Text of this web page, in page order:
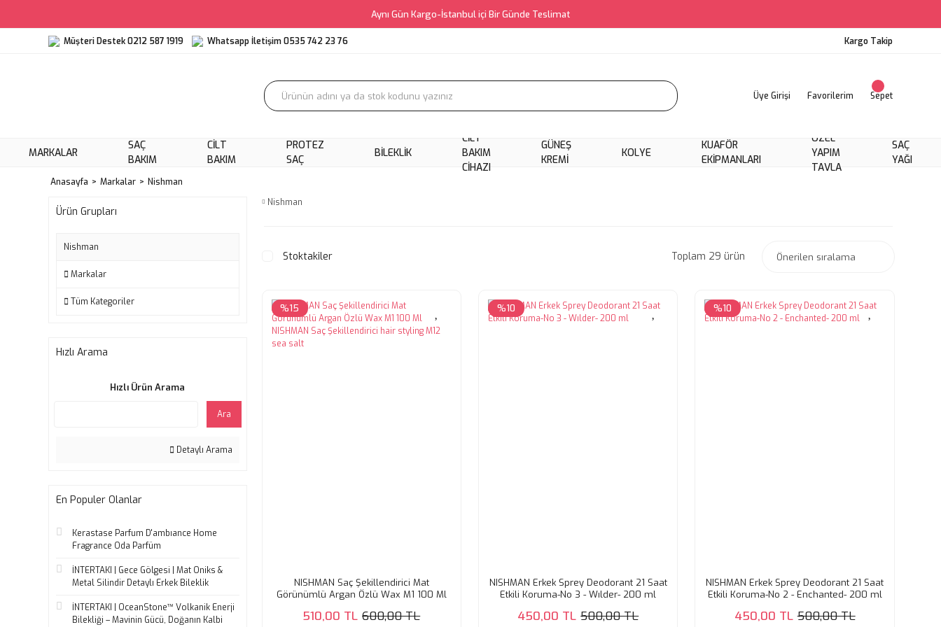
Aynı Gün Kargo-İstanbul içi Bir Günde Teslimat
Müşteri Destek 0212 587 1919 Whatsapp İletişim 0535 742 23 76 Kargo Takip
Üye Girişi Favorilerim Sepet
MARKALAR
SAÇ
BAKIM
CILT
BAKIM
PROTEZ
SAÇ
BILEKLIK
CILT
BAKIM
CIHAZI
GÜNEŞ
KREMI
KOLYE
KUAFÖR
EKIPMANLARI
ÖZEL
YAPIM
TAVLA
SAÇ
YAĞI
Anasayfa Markalar Nishman
Ürün Grupları
Nishman
Markalar
Tüm Kategoriler
Hızlı Arama
Hızlı Ürün Arama
Ara
Detaylı Arama
En Populer Olanlar
Kerastase Parfum D'ambıance Home
Fragrance Oda Parfüm
İNTERTAKI | Gece Gölgesi | Mat Oniks &
Metal Silindir Detaylı Erkek Bileklik
İNTERTAKI | OceanStone™ Volkanik Enerji
Bilekliği – Mavinin Gücü, Doğanın Kalbi
Nishman
Stoktakiler Toplam 29 ürün
%15
NISHMAN Saç Şekillendirici Mat
Görünümlü Argan Özlü Wax M1 100 Ml
M12 sea salt
510,00 TL 600,00 TL
%10
NISHMAN Erkek Sprey Deodorant 21 Saat
Etkili Koruma-No 3 - Wılder- 200 ml
450,00 TL 500,00 TL
%10
NISHMAN Erkek Sprey Deodorant 21 Saat
Etkili Koruma-No 2 - Enchanted- 200 ml
450,00 TL 500,00 TL